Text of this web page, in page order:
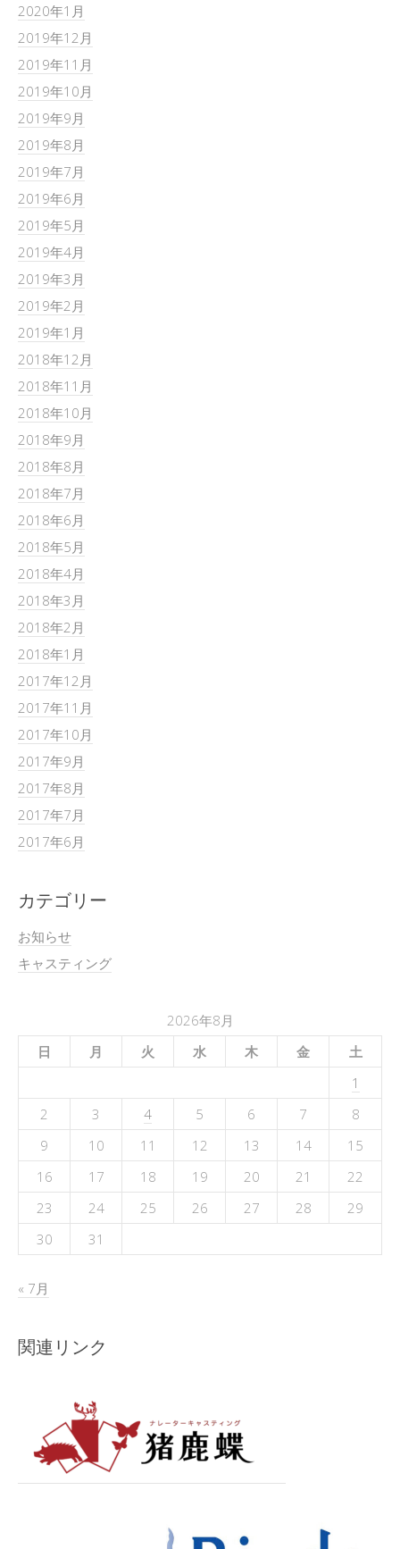
2020年1月
2019年12月
2019年11月
2019年10月
2019年9月
2019年8月
2019年7月
2019年6月
2019年5月
2019年4月
2019年3月
2019年2月
2019年1月
2018年12月
2018年11月
2018年10月
2018年9月
2018年8月
2018年7月
2018年6月
2018年5月
2018年4月
2018年3月
2018年2月
2018年1月
2017年12月
2017年11月
2017年10月
2017年9月
2017年8月
2017年7月
2017年6月
カテゴリー
お知らせ
キャスティング
2026年8月
日
月 火 水 木 金
土
1
2
3 4 5 6 7
8
9
10 11 12 13 14
15
16
17 18 19 20 21
22
23
24 25 26 27 28
29
30
31
« 7月
関連リンク